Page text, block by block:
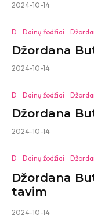
2024-10-14
D Dainų žodžiai
Džordana
2024-10-14
D Dainų žodžiai
Džordana
2024-10-14
D Dainų žodžiai
Džordana
tavim
2024-10-14